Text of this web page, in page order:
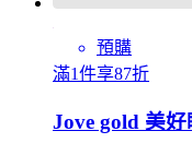
預購
滿1件享87折
Jove gold 美